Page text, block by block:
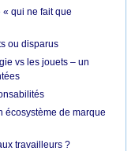
« qui ne fait que
ou disparus
vs les jouets – un
écosystème de marque
travailleurs ?